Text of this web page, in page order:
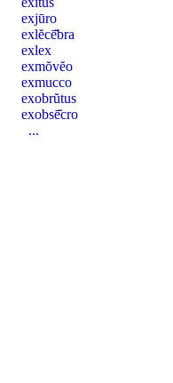
exjūro
exlĕcē̆bra
exlex
exmŏvĕo
exmucco
exobrŭtus
exobsē̆cro
...